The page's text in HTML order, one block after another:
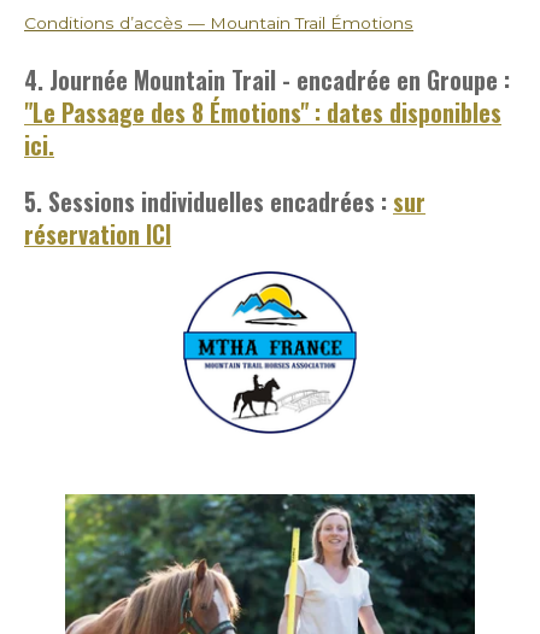
Conditions d’accès — Mountain Trail Émotions
4. Journée Mountain Trail - encadrée en Groupe :
"Le Passage des 8 Émotions" : dates disponibles
ici.
5. Sessions individuelles encadrées : sur
réservation ICI